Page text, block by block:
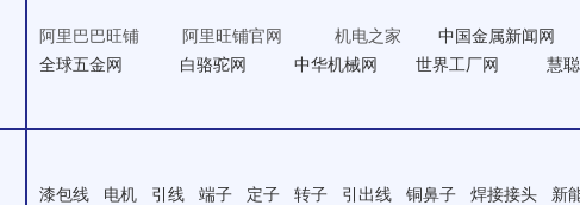
阿里巴巴旺铺 阿里旺铺官网 机电之家
中国金属新闻
全球五金网 白骆驼网 中华机械网 世界工厂网 慧
漆包线 电机 引线 端子 定子 转子 引出线 铜鼻子 焊接接头 新